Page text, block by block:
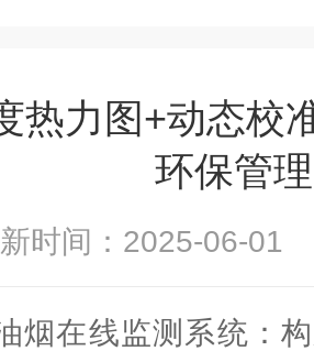
热力图+动态校
环保管理
时间：2025-06-
在线监测系统：构